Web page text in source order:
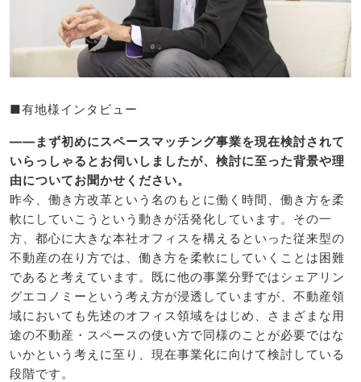
■有地様インタビュー
――まず初めにスペースマッチング事業を現在検討されて
いらっしゃるとお伺いしましたが、検討に至った背景や理
由についてお聞かせください。
昨今、働き方改革という名のもとに働く時間、働き方を柔
軟にしていこうという動きが活発化しています。その一
方、都心に大きな本社オフィスを構えるといった従来型の
不動産の在り方では、働き方を柔軟にしていくことは困難
であると考えています。既に他の事業分野ではシェアリン
グエコノミーという考え方が浸透していますが、不動産領
域においても先述のオフィス領域をはじめ、さまざまな用
途の不動産・スペースの使い方で同様のことが必要ではな
いかという考えに至り、現在事業化に向けて検討している
段階です。